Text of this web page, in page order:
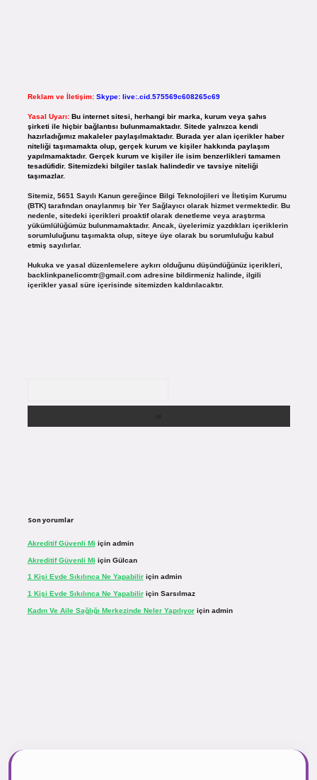
Reklam ve İletişim: Skype: live:.cid.575569c608265c69
Yasal Uyarı: Bu internet sitesi, herhangi bir marka, kurum veya şahıs
şirketi ile hiçbir bağlantısı bulunmamaktadır. Sitede yalnızca kendi
hazırladığımız makaleler paylaşılmaktadır. Burada yer alan içerikler haber
niteliği taşımamakta olup, gerçek kurum ve kişiler hakkında paylaşım
yapılmamaktadır. Gerçek kurum ve kişiler ile isim benzerlikleri tamamen
tesadüfidir. Sitemizdeki bilgiler taslak halindedir ve tavsiye niteliği
taşımazlar.
Sitemiz, 5651 Sayılı Kanun gereğince Bilgi Teknolojileri ve İletişim Kurumu
(BTK) tarafından onaylanmış bir Yer Sağlayıcı olarak hizmet vermektedir. Bu
nedenle, sitedeki içerikleri proaktif olarak denetleme veya araştırma
yükümlülüğümüz bulunmamaktadır. Ancak, üyelerimiz yazdıkları içeriklerin
sorumluluğunu taşımakta olup, siteye üye olarak bu sorumluluğu kabul
etmiş sayılırlar.
Hukuka ve yasal düzenlemelere aykırı olduğunu düşündüğünüz içerikleri,
backlinkpanelicomtr@gmail.comadresine bildirmeniz halinde, ilgili
içerikler yasal süre içerisinde sitemizden kaldırılacaktır.
Son yorumlar
Akreditif Güvenli Mi için admin
Akreditif Güvenli Mi için Gülcan
1 Kişi Evde Sıkılınca Ne Yapabiliriçin admin
1 Kişi Evde Sıkılınca Ne Yapabiliriçin Sarsılmaz
Kadın Ve Aile Sağlığı Merkezinde Neler Yapılıyoriçin admin